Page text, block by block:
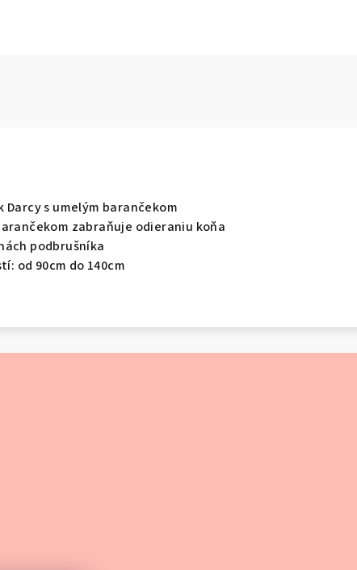
Darcy s umelým barančekom
zabraňuje odieraniu koňa
podbrušníka
od 90cm do 140cm